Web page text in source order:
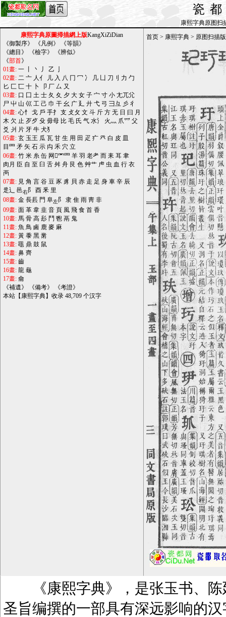
瓷
康熙字典原图扫
康熙字典原圖掃描網上版KangXiZiDian
《御製序》 《凡例 》 《等韻》
《總目 》 《檢字》 《辨似》
《部首》
01畫: 一 丶 丿 乙
02畫: 二 亠 人亻 儿 入 八 冂 冖 冫 几 凵 刀刂 力 勹
匕 匚 匸 十 卜 卩 厂 厶 又
03畫: 口 囗 土 士 夂 夊 夕 大 女 子 宀 寸 小 尢兀尣
尸 屮 山 巛 工 己 巾 干 幺 广 廴 廾 弋 弓 彐彑 彡 彳
04畫: 心忄 戈 戶 手扌 支 攴攵 文 斗 斤 方 无 日 曰 月
木 欠 止 歹歺 殳 毋母 比 毛 氏 气 水氵 火灬 爪爫 父
爻 爿 片 牙 牛 犬犭
05畫: 玄 玉王 瓜 瓦 甘 生 用 田 疋 疒 癶 白 皮 皿
目罒 矛 矢 石 示 禸 禾 穴 立
06畫: 竹 米 糸 缶 网罓罒 羊 羽 老耂 而 耒 耳 聿
肉月 臣 自 至 臼 舌 舛 舟 艮 色 艸艹 虍 虫 血 行 衣
襾
07畫: 見 角 言 谷 豆 豕 豸 貝 赤 走 足 身 車 辛 辰
辵辶
邑右阝 酉 釆 里
08畫: 金 長镸 門 阜左阝 隶 隹 雨 靑 非
09畫: 面 革 韋 韭 音 頁 風 飛 食 首 香
10畫: 馬 骨 高 髟 鬥 鬯 鬲 鬼
11畫: 魚 鳥 鹵 鹿 麥 麻
12畫: 黃 黍 黑 黹
13畫: 黽 鼎 鼓 鼠
14畫: 鼻 齊
15畫: 齒
16畫: 龍 龜
17畫: 龠
《補遺》 《備考》 《考證》
本站【康熙字典】收录 48,709 个汉字
首页 > 康熙字典 > 原图扫描版
《康熙字典》，是张玉书、陈
圣旨编撰的一部具有深远影响的